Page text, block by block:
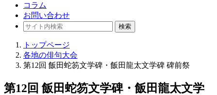
コラム
お問い合わせ
検索
トップページ
各地の俳句大会
第12回 飯田蛇笏文学碑・飯田龍太文学碑 碑前祭
第12回 飯田蛇笏文学碑・飯田龍太文学